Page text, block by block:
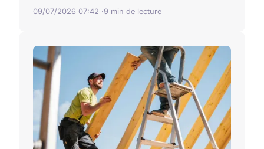
09/07/2026 07:42 9 min de lecture